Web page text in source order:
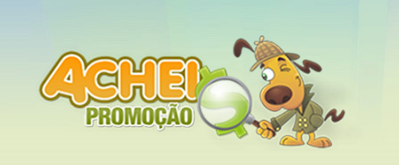
conteúdo